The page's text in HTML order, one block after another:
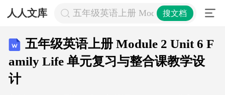
人人文库 五年级英语上册 Module 2 Unit 6
搜文档
五年级英语上册 Module 2 Unit 6 F
amily Life 单元复习与整合课教学设
计